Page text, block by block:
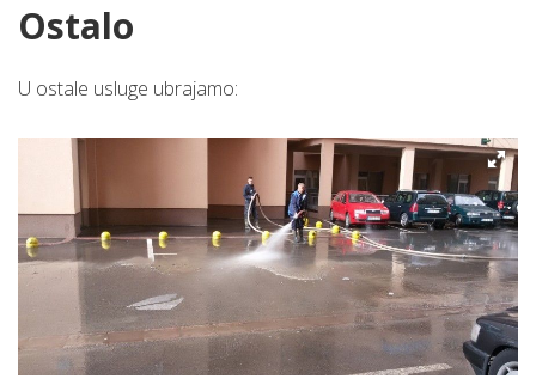
Ostalo
U ostale usluge ubrajamo: